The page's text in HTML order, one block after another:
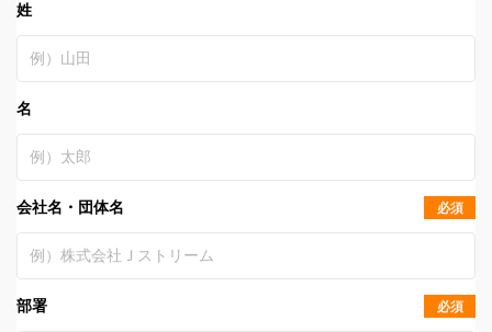
姓
名
会社名・団体名 必須
部署 必須